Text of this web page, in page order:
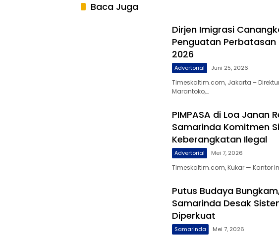
Baca Juga
Dirjen Imigrasi
Penguatan Perbatasan
2026
Advertorial Juni 25, 2026
Timeskaltim.com, Jakarta –
Marantoko,…
PIMPASA di Loa Janan
Samarinda Komitmen
Keberangkatan Ilegal
Advertorial Mei 7, 2026
Timeskaltim.com, Kukar — Kantor
Putus Budaya
Samarinda Desak
Diperkuat
Samarinda Mei 7, 2026